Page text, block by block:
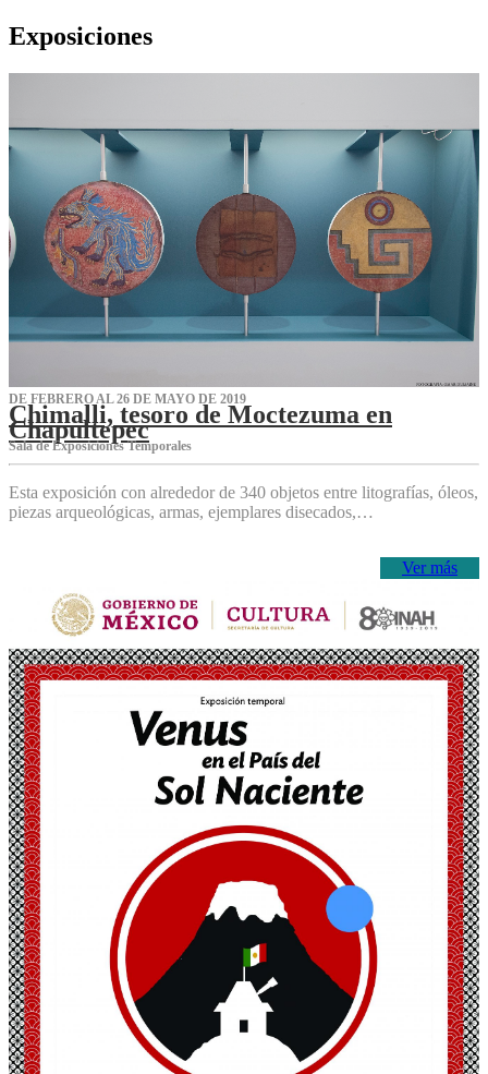
Exposiciones
DE FEBRERO AL 26 DE MAYO DE 2019
Chimalli, tesoro de Moctezuma en
Chapultepec
Sala de Exposiciones Temporales
Esta exposición con alrededor de 340 objetos entre litografías, óleos,
piezas arqueológicas, armas, ejemplares disecados,…
Ver más